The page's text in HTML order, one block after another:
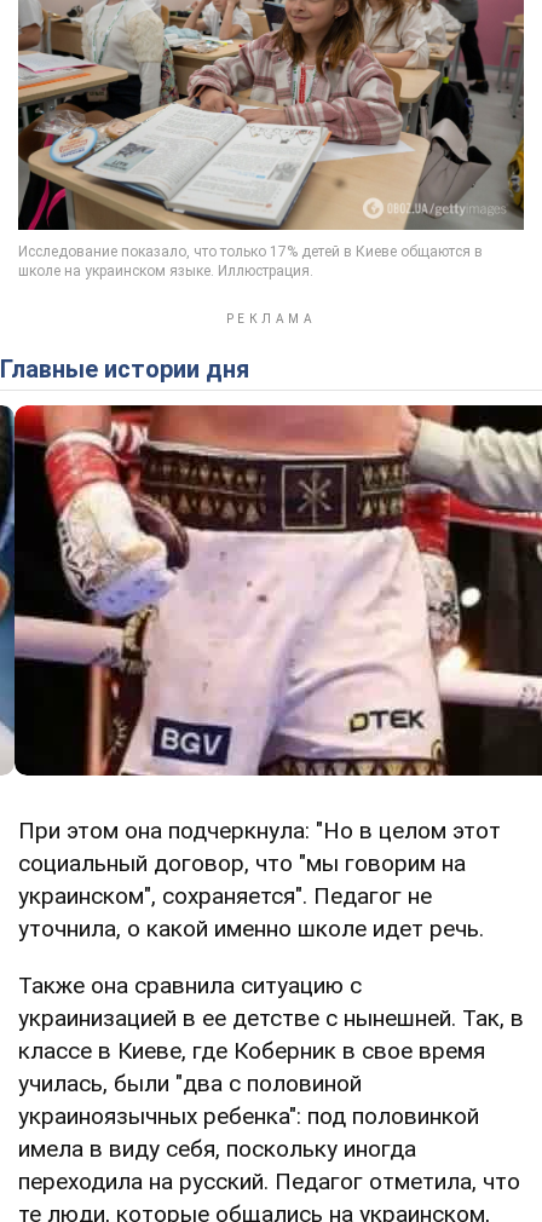
Главные истории дня
При этом она подчеркнула: "Но в целом этот
социальный договор, что "мы говорим на
украинском", сохраняется". Педагог не
уточнила, о какой именно школе идет речь.
Также она сравнила ситуацию с
украинизацией в ее детстве с нынешней. Так, в
классе в Киеве, где Коберник в свое время
училась, были "два с половиной
украиноязычных ребенка": под половинкой
имела в виду себя, поскольку иногда
переходила на русский. Педагог отметила, что
те люди, которые общались на украинском,